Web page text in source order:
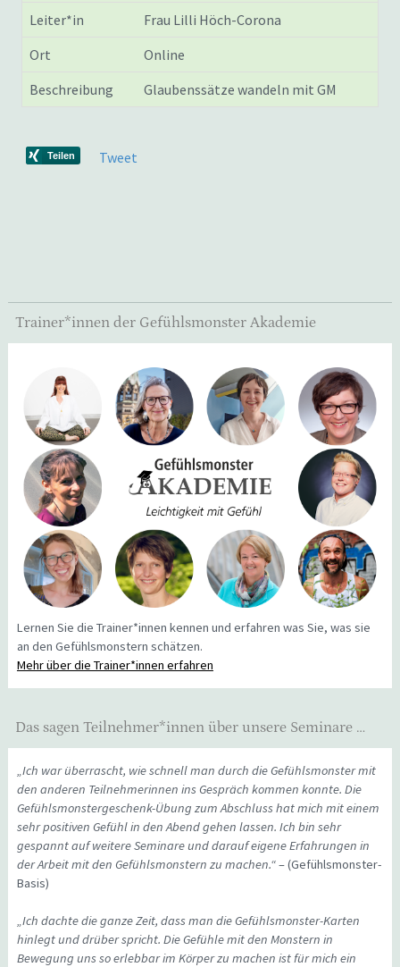
Leiter*in
Frau Lilli Höch-Corona
Ort
Online
Beschreibung
Glaubenssätze wandeln mit GM
Tweet
Trainer*innen der Gefühlsmonster Akademie
Lernen Sie die Trainer*innen kennen und erfahren was Sie, was sie
an den Gefühlsmonstern schätzen.
Mehr über die Trainer*innen erfahren
Das sagen Teilnehmer*innen über unsere Seminare …
„Ich war überrascht, wie schnell man durch die Gefühlsmonster mit
den anderen Teilnehmerinnen ins Gespräch kommen konnte. Die
Gefühlsmonstergeschenk-Übung zum Abschluss hat mich mit einem
sehr positiven Gefühl in den Abend gehen lassen. Ich bin sehr
gespannt auf weitere Seminare und darauf eigene Erfahrungen in
der Arbeit mit den Gefühlsmonstern zu machen.“– (Gefühlsmonster-
Basis)
„Ich dachte die ganze Zeit, dass man die Gefühlsmonster-Karten
hinlegt und drüber spricht. Die Gefühle mit den Monstern in
Bewegung uns so erlebbar im Körper zu machen ist für mich ein